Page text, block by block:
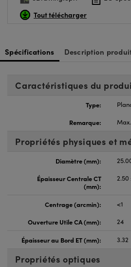
Tout télécharger
Spécifications Description
Caractéristiques du
Type:
Remarque:
Propriétés physiques et
Diamètre (mm):
Épaisseur Centrale CT
(mm):
2.50
Centrage (arcmin):
<1
Ouverture Utile CA (mm):
24
Épaisseur au Bord ET (mm): 3.32
Propriétés optiques